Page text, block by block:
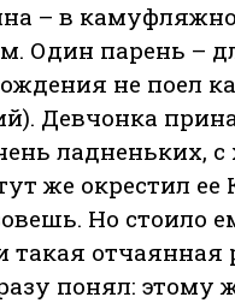
– в
Один парень –
не поел
Девчонка
ладненьких,
же окрестил
Но стоило
такая отчаянная
понял: этому